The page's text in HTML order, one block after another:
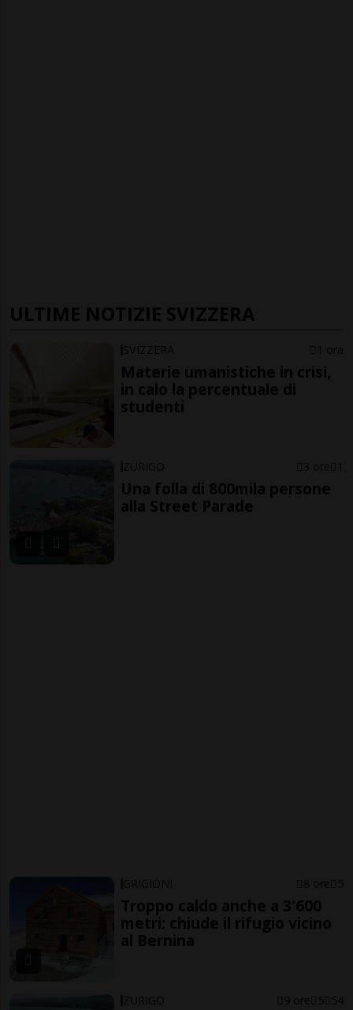
ULTIME NOTIZIE SVIZZERA
SVIZZERA 1 ora
Materie umanistiche in crisi,
in calo la percentuale di
studenti
ZURIGO 3 ore 1
Una folla di 800mila persone
alla Street Parade
GRIGIONI 8 ore 5
Troppo caldo anche a 3'600
metri: chiude il rifugio vicino
al Bernina
ZURIGO 9 ore 5 54